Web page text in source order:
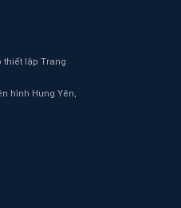
thiết lập Trang
hình Hưng Yên,